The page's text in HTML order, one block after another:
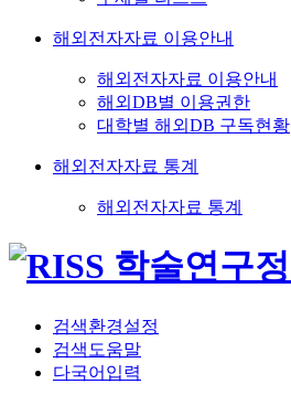
해외전자자료 이용안내
해외전자자료 이용안내
해외DB별 이용권한
대학별 해외DB 구독현황
해외전자자료 통계
해외전자자료 통계
검색환경설정
검색도움말
다국어입력